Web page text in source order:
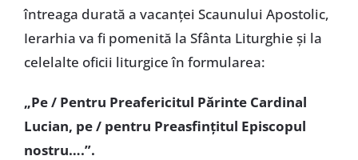
întreaga durată a vacanței Scaunului Apostolic,
Ierarhia va fi pomenită la Sfânta Liturghie și la
celelalte oficii liturgice în formularea:
„Pe / Pentru Preafericitul Părinte Cardinal
Lucian, pe / pentru Preasfințitul Episcopul
nostru….”.